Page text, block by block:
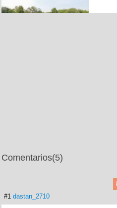
Comentarios(5)
#1 dastan_2710